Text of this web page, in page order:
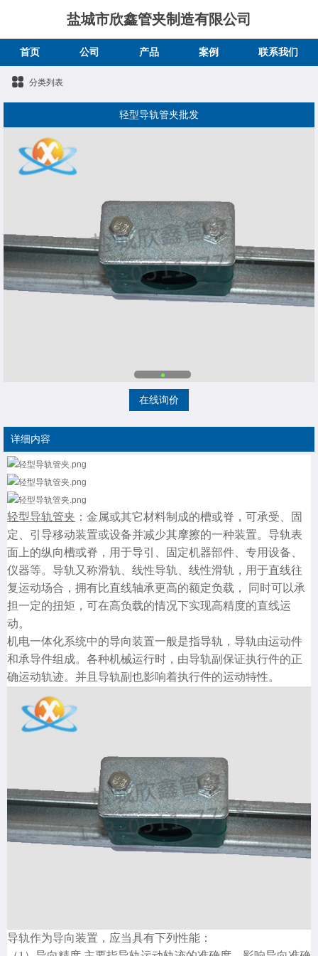
盐城市欣鑫管夹制造有限公司
首页 公司 产品 案例 联系我们
分类列表
轻型导轨管夹批发
在线询价
详细内容
轻型导轨管夹 ：金属或其它材料制成的槽或脊，可承受、固
定、引导移动装置或设备并减少其摩擦的一种装置。导轨表
面上的纵向槽或脊，用于导引、固定机器部件、专用设备、
仪器等。导轨又称滑轨、线性导轨、线性滑轨，用于直线往
复运动场合，拥有比直线轴承更高的额定负载， 同时可以承
担一定的扭矩，可在高负载的情况下实现高精度的直线运
动。
机电一体化系统中的导向装置一般是指导轨，导轨由运动件
和承导件组成。各种机械运行时，由导轨副保证执行件的正
确运动轨迹。并且导轨副也影响着执行件的运动特性。
导轨作为导向装置，应当具有下列性能：